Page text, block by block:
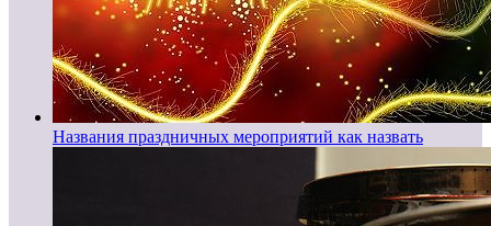
Названия праздничных мероприятий как назвать